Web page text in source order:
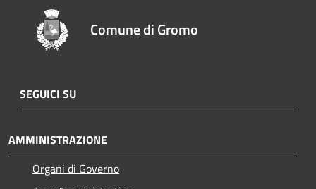
Comune di Gromo
SEGUICI SU
AMMINISTRAZIONE
Organi di Governo